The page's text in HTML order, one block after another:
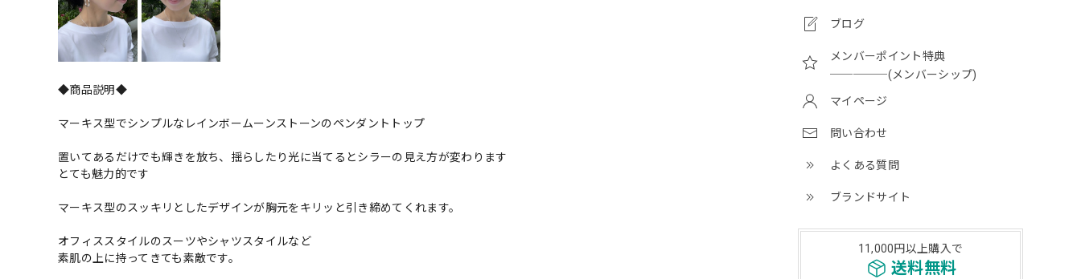
ブログ
メンバーポイント特典
─────(メンバーシップ)
マイページ
問い合わせ
よくある質問
ブランドサイト
11,000円以上購入で
送料無料
◆商品説明◆
マーキス型でシンプルなレインボームーンストーンのペンダントトップ
置いてあるだけでも輝きを放ち、揺らしたり光に当てるとシラーの見え方が変わります
とても魅力的です
マーキス型のスッキリとしたデザインが胸元をキリッと引き締めてくれます。
オフィススタイルのスーツやシャツスタイルなど
素肌の上に持ってきても素敵です。